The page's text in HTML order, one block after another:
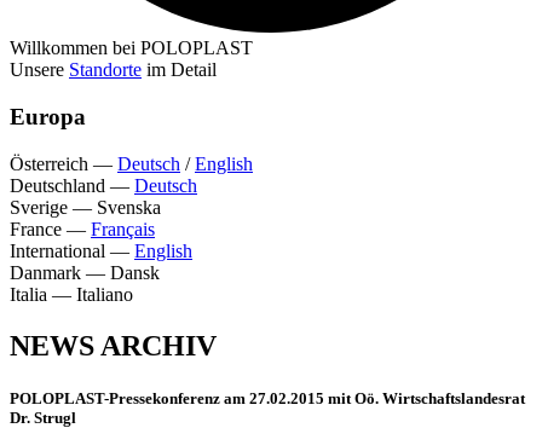
Willkommen bei POLOPLAST
Unsere Standorte im Detail
Europa
Österreich — Deutsch /English
Deutschland — Deutsch
Sverige — Svenska
France — Français
International — English
Danmark — Dansk
Italia — Italiano
NEWS ARCHIV
POLOPLAST-Pressekonferenz am 27.02.2015 mit Oö. Wirtschaftslandesrat
Dr. Strugl